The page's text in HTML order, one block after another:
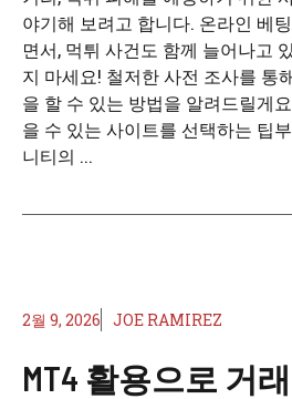
야기해 보려고 합니다. 온라인 베
면서, 먹튀 사건도 함께 늘어나고
지 마세요! 철저한 사전 조사를 통
을 할 수 있는 방법을 알려드릴게
을 수 있는 사이트를 선택하는 팁
니티의 ...
2월 9, 2026 JOE RAMIREZ
MT4 활용으로 거